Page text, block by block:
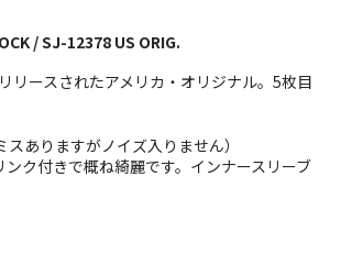
/ SJ-12378 US ORIG.
リースされたアメリカ・オリジナル。5枚目
ありますがノイズ入りません）
ンク付きで概ね綺麗です。インナースリーブ